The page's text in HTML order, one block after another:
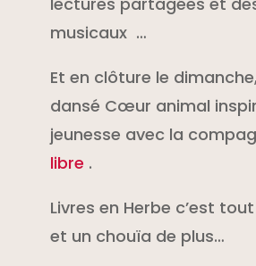
musicaux…
Et en clôture le
dansé Cœur animal
jeunesse avec la
libre .
Livres en Herbe c’est
et un chouïa de plus…